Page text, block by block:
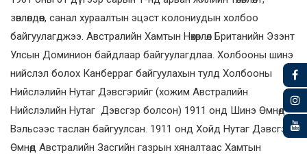
зөвлөлдөөн, санал хураалтын эцэст колониудын холбоо
байгуулагджээ. Австралийн Хамтын Нөхөрлөл Британийн Эзэнт
Улсын Доминион байдлаар байгуулагдлаа. Холбооны шинэ
нийслэл болох Канберраг байгуулахын тулд Холбооны
Нийслэлийн Нутаг Дэвсгэрийг (хожим Австралийн
Нийслэлийн Нутаг Дэвсгэр болсон) 1911 онд Шинэ Өмнөд
Вэльсээс таслан байгуулсан. 1911 онд Хойд Нутаг Дэвсгэр
Өмнөд Австралийн Засгийн газрын хяналтаас Хамтын